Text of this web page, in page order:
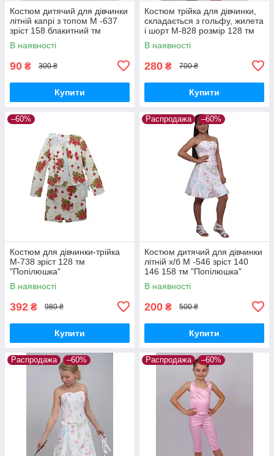
Костюм дитячий для дівчинки
літній капрі з топом М -637
зріст 158 блакитний тм
"Попілюшка"
В наявності
90 ₴ 300 ₴
Купити
Костюм трійка для дівчинки,
складається з гольфу, жилета
і шорт М-828 розмір 128 тм
"Попелюшка"
В наявності
280 ₴ 700 ₴
Купити
–60%
Костюм для дівчинки-трійка
М-738 зріст 128 тм
"Попілюшка"
В наявності
392 ₴ 980 ₴
Купити
Распродажа –60%
Костюм дитячий для дівчинки
літній х/б М -546 зріст 140
146 158 тм "Попілюшка"
В наявності
200 ₴ 500 ₴
Купити
Распродажа –60% Распродажа –60%